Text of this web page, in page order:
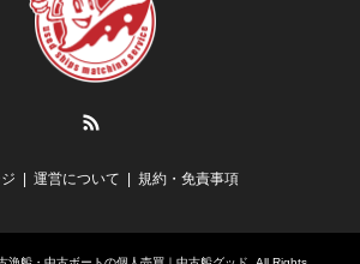
運営について 規約・免責事項